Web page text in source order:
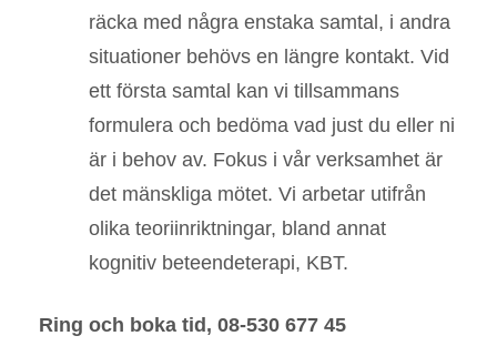
räcka med några enstaka samtal, i andra
situationer behövs en längre kontakt. Vid
ett första samtal kan vi tillsammans
formulera och bedöma vad just du eller ni
är i behov av. Fokus i vår verksamhet är
det mänskliga mötet. Vi arbetar utifrån
olika teoriinriktningar, bland annat
kognitiv beteendeterapi, KBT.
Ring och boka tid, 08-530 677 45